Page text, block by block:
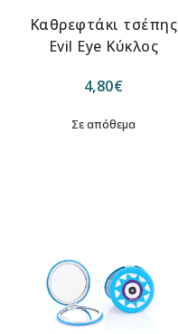
Καθρεφτάκι τσέπης
Evil Eye Kύκλος
4,80€
Σε απόθεμα